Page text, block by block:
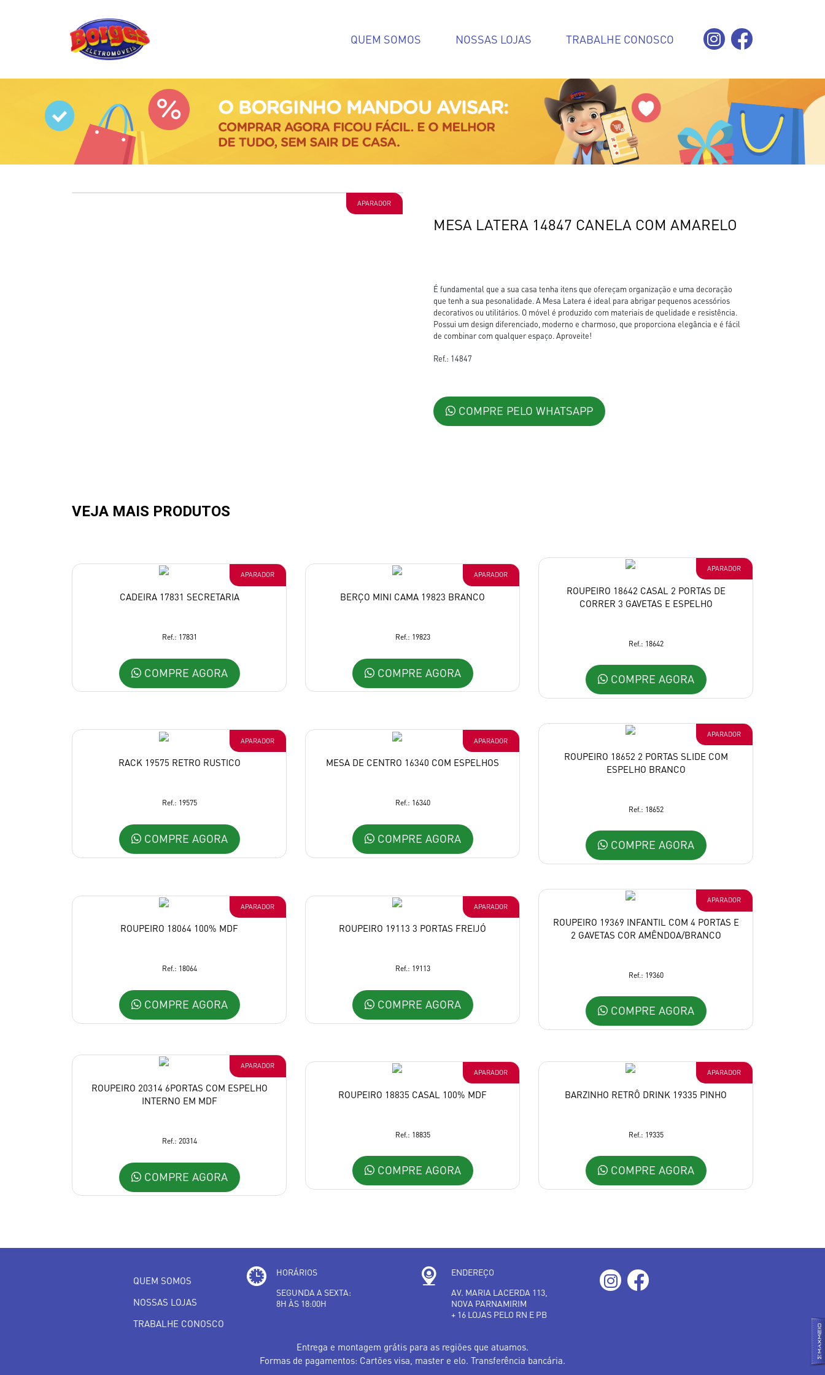
QUEM SOMOS NOSSAS LOJAS TRABALHE CONOSCO
APARADOR
MESA LATERA 14847 CANELA COM AMARELO
É fundamental que a sua casa tenha itens que ofereçam organização e uma decoração
que tenh a sua pesonalidade. A Mesa Latera é ideal para abrigar pequenos acessórios
decorativos ou utilitários. O móvel é produzido com materiais de quelidade e resistência.
Possui um design diferenciado, moderno e charmoso, que proporciona elegância e é fácil
de combinar com qualquer espaço. Aproveite!
Ref.: 14847
COMPRE PELO WHATSAPP
VEJA MAIS PRODUTOS
APARADOR
CADEIRA 17831 SECRETARIA
Ref.: 17831
COMPRE AGORA
APARADOR
BERÇO MINI CAMA 19823 BRANCO
Ref.: 19823
COMPRE AGORA
APARADOR
ROUPEIRO 18642 CASAL 2 PORTAS DE
CORRER 3 GAVETAS E ESPELHO
Ref.: 18642
COMPRE AGORA
APARADOR
RACK 19575 RETRO RUSTICO
Ref.: 19575
COMPRE AGORA
APARADOR
MESA DE CENTRO 16340 COM ESPELHOS
Ref.: 16340
COMPRE AGORA
APARADOR
ROUPEIRO 18652 2 PORTAS SLIDE COM
ESPELHO BRANCO
Ref.: 18652
COMPRE AGORA
APARADOR
ROUPEIRO 18064 100% MDF
Ref.: 18064
COMPRE AGORA
APARADOR
ROUPEIRO 19113 3 PORTAS FREIJÓ
Ref.: 19113
COMPRE AGORA
APARADOR
ROUPEIRO 19369 INFANTIL COM 4 PORTAS E
2 GAVETAS COR AMÊNDOA/BRANCO
Ref.: 19360
COMPRE AGORA
APARADOR
ROUPEIRO 20314 6PORTAS COM ESPELHO
INTERNO EM MDF
Ref.: 20314
COMPRE AGORA
APARADOR
ROUPEIRO 18835 CASAL 100% MDF
Ref.: 18835
COMPRE AGORA
APARADOR
BARZINHO RETRÔ DRINK 19335 PINHO
Ref.: 19335
COMPRE AGORA
QUEM SOMOS
NOSSAS LOJAS
TRABALHE CONOSCO
HORÁRIOS
SEGUNDA A SEXTA:
8H ÀS 18:00H
ENDEREÇO
AV. MARIA LACERDA 113,
NOVA PARNAMIRIM
+ 16 LOJAS PELO RN E PB
Entrega e montagem grátis para as regiões que atuamos.
Formas de pagamentos: Cartões visa, master e elo. Transferência bancária.